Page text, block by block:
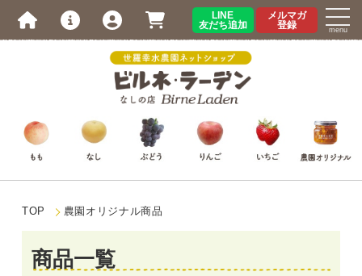
LINE
友だち追加
メルマガ
登録
TOP 農園オリジナル商品
商品一覧
menu